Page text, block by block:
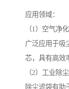
应用领域：
（1）空气净
广泛应用于吸
芯，具有高效
（2）工业除
除尘滤袋有助